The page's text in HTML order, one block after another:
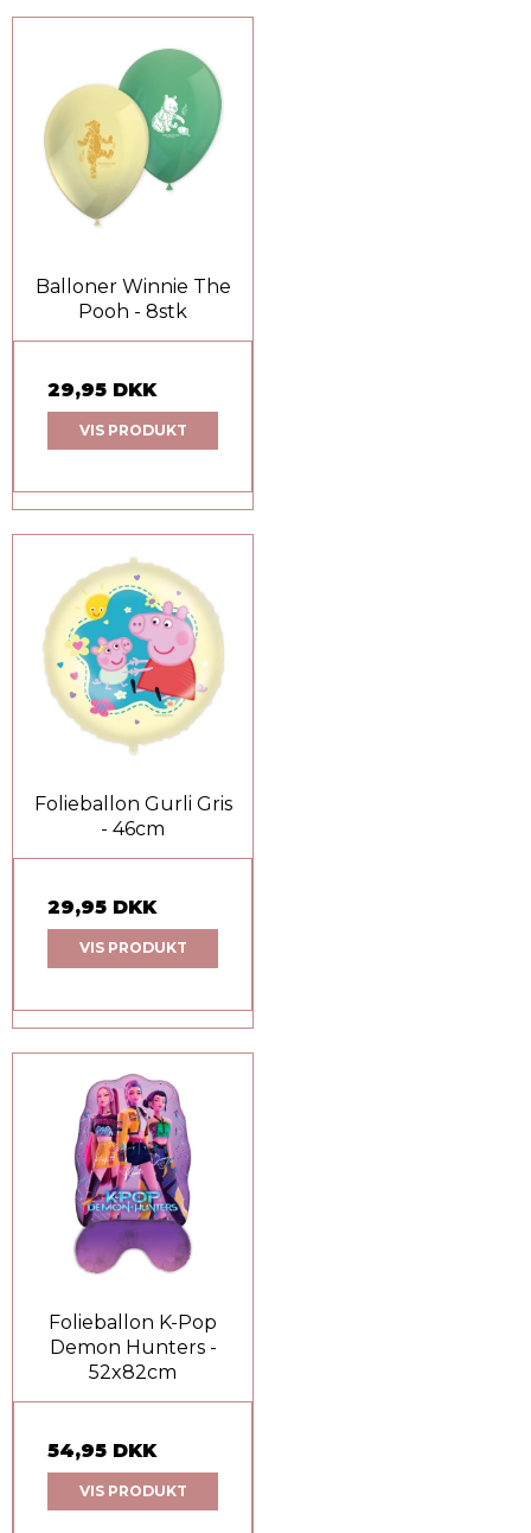
Balloner Winnie The
Pooh - 8stk
29,95 DKK
VIS PRODUKT
Folieballon Gurli Gris
- 46cm
29,95 DKK
VIS PRODUKT
Folieballon K-Pop
Demon Hunters -
52x82cm
54,95 DKK
VIS PRODUKT